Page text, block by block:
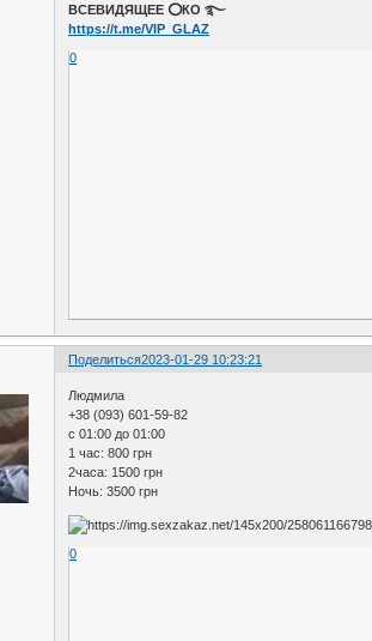
ВСЕВИДЯЩЕЕ ⭕️КО ࿐
https://t.me/VIP_GLAZ
0
Поделиться2023-01-29 10:23:21
Людмила
+38 (093) 601-59-82
с 01:00 до 01:00
1 час: 800 грн
2часа: 1500 грн
Ночь: 3500 грн
0